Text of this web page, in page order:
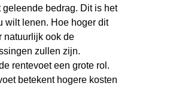
geleende bedrag. Dit is het
wilt lenen. Hoe hoger dit
natuurlijk ook de
zullen zijn.
rentevoet een grote rol.
betekent hogere kosten